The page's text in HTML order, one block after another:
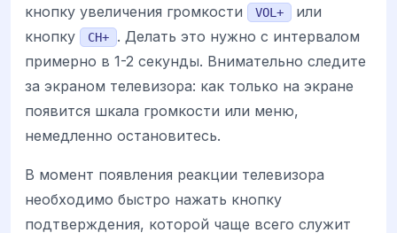
кнопку увеличения громкости
VOL+
или
кнопку
CH+
. Делать это нужно с интервалом
примерно в 1-2 секунды. Внимательно следите
за экраном телевизора: как только на экране
появится шкала громкости или меню,
немедленно остановитесь.
В момент появления реакции телевизора
необходимо быстро нажать кнопку
подтверждения, которой чаще всего служит